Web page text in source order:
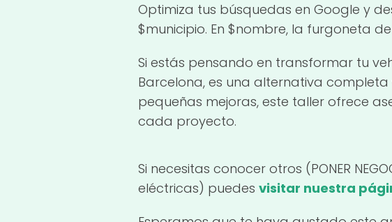
Optimiza tus búsquedas en Google y
$municipio. En $nombre, la furgoneta
Si estás pensando en transformar tu
Barcelona, es una alternativa
pequeñas mejoras, este taller ofrece
cada proyecto.
Si necesitas conocer otros (PONER
eléctricas) puedes visitar nuestra